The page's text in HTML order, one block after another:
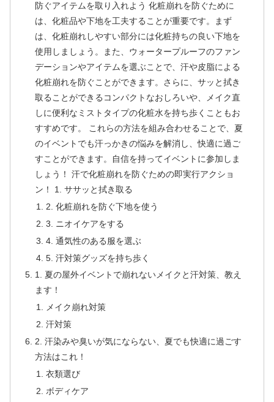
防ぐアイテムを取り入れよう 化粧崩れを防ぐために
は、化粧品や下地を工夫することが重要です。まず
は、化粧崩れしやすい部分には化粧持ちの良い下地を
使用しましょう。また、ウォータープルーフのファン
デーションやアイテムを選ぶことで、汗や皮脂による
化粧崩れを防ぐことができます。さらに、サッと拭き
取ることができるコンパクトなおしろいや、メイク直
しに便利なミストタイプの化粧水を持ち歩くこともお
すすめです。 これらの方法を組み合わせることで、夏
のイベントでも汗っかきの悩みを解消し、快適に過ご
すことができます。自信を持ってイベントに参加しま
しょう！ 汗で化粧崩れを防ぐための即実行アクショ
ン！ 1. ササッと拭き取る
2. 化粧崩れを防ぐ下地を使う
3. ニオイケアをする
4. 通気性のある服を選ぶ
5. 汗対策グッズを持ち歩く
1. 夏の屋外イベントで崩れないメイクと汗対策、教え
ます！
メイク崩れ対策
汗対策
2. 汗染みや臭いが気にならない、夏でも快適に過ごす
方法はこれ！
衣類選び
ボディケア